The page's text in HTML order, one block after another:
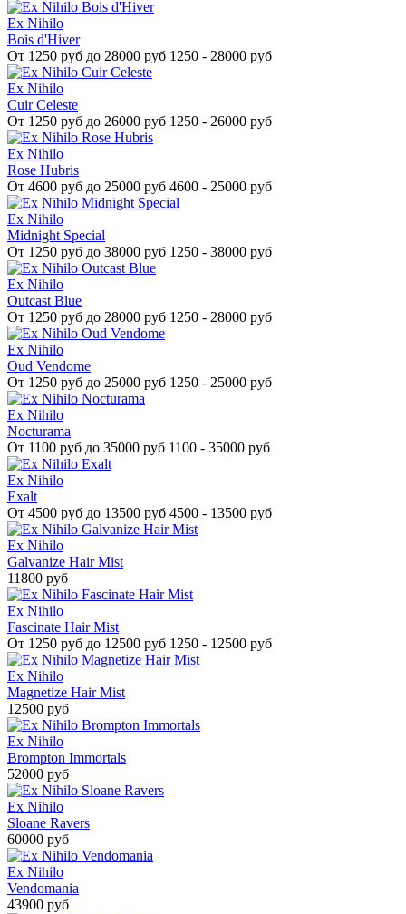
Ex Nihilo
Bois d'Hiver
От 1250 руб до 28000 руб 1250 - 28000 руб
Ex Nihilo
Cuir Celeste
От 1250 руб до 26000 руб 1250 - 26000 руб
Ex Nihilo
Rose Hubris
От 4600 руб до 25000 руб 4600 - 25000 руб
Ex Nihilo
Midnight Special
От 1250 руб до 38000 руб 1250 - 38000 руб
Ex Nihilo
Outcast Blue
От 1250 руб до 28000 руб 1250 - 28000 руб
Ex Nihilo
Oud Vendome
От 1250 руб до 25000 руб 1250 - 25000 руб
Ex Nihilo
Nocturama
От 1100 руб до 35000 руб 1100 - 35000 руб
Ex Nihilo
Exalt
От 4500 руб до 13500 руб 4500 - 13500 руб
Ex Nihilo
Galvanize Hair Mist
11800 руб
Ex Nihilo
Fascinate Hair Mist
От 1250 руб до 12500 руб 1250 - 12500 руб
Ex Nihilo
Magnetize Hair Mist
12500 руб
Ex Nihilo
Brompton Immortals
52000 руб
Ex Nihilo
Sloane Ravers
60000 руб
Ex Nihilo
Vendomania
43900 руб